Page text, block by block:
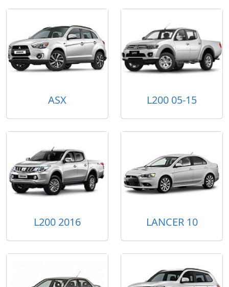
ASX L200 05-15
L200 2016 LANCER 10